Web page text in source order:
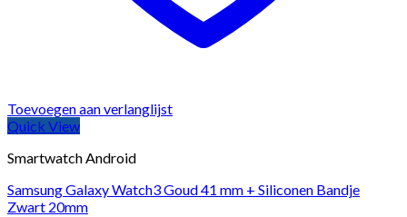
Toevoegen aan verlanglijst
Quick View
Smartwatch Android
Samsung Galaxy Watch3 Goud 41 mm + Siliconen Bandje
Zwart 20mm